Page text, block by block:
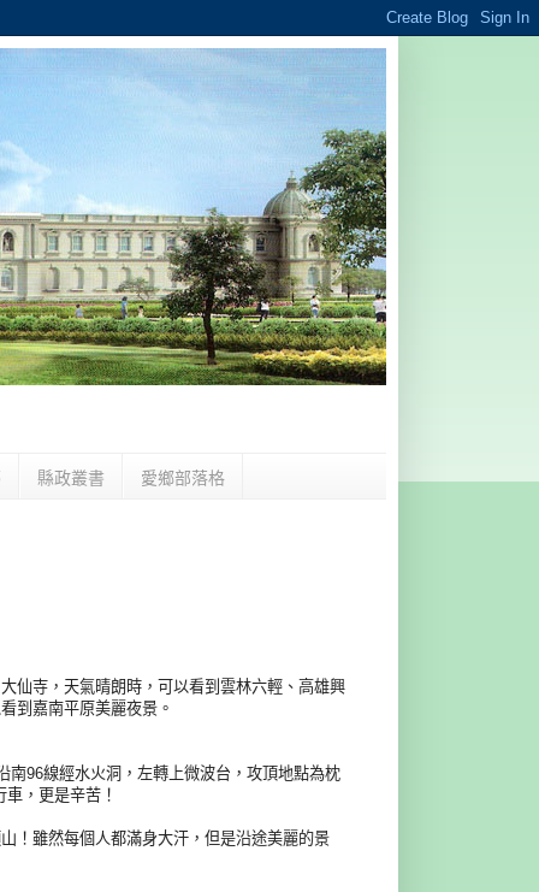
縣政叢書 愛鄉部落格
仙寺，天氣晴朗時，可以看到雲林六輕、高雄興
到嘉南平原美麗夜景。
南96線經水火洞，左轉上微波台，攻頂地點為枕
，更是辛苦！
！雖然每個人都滿身大汗，但是沿途美麗的景